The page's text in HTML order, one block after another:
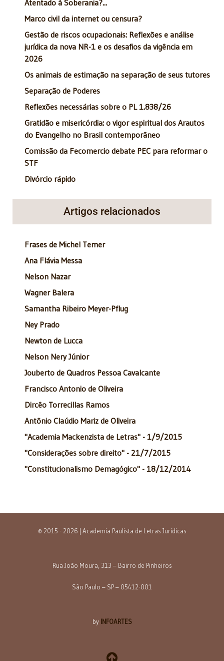
Atentado à Soberania?...
Marco civil da internet ou censura?
Gestão de riscos ocupacionais: Reflexões e análise
jurídica da nova NR-1 e os desafios da vigência em
2026
Os animais de estimação na separação de seus tutores
Separação de Poderes
Reflexões necessárias sobre o PL 1.838/26
Gratidão e misericórdia: o vigor espiritual dos Arautos
do Evangelho no Brasil contemporâneo
Comissão da Fecomercio debate PEC para reformar o
STF
Divórcio rápido
Artigos relacionados
Frases de Michel Temer
Ana Flávia Messa
Nelson Nazar
Wagner Balera
Samantha Ribeiro Meyer-Pflug
Ney Prado
Newton de Lucca
Nelson Nery Júnior
Jouberto de Quadros Pessoa Cavalcante
Francisco Antonio de Oliveira
Dircêo Torrecillas Ramos
Antônio Claúdio Mariz de Oliveira
"Academia Mackenzista de Letras" - 1/9/2015
"Considerações sobre direito" - 21/7/2015
"Constitucionalismo Demagógico" - 18/12/2014
© 2015 - 2026 | Academia Paulista de Letras Jurídicas
Rua João Moura, 313 – Bairro de Pinheiros
São Paulo – SP – 05412-001
by INFOARTES